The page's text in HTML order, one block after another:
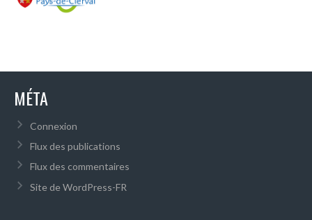
MÉTA
Connexion
Flux des publications
Flux des commentaires
Site de WordPress-FR